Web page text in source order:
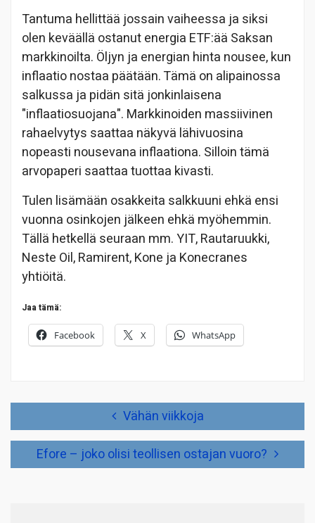
Tantuma hellittää jossain vaiheessa ja siksi
olen keväällä ostanut energia ETF:ää Saksan
markkinoilta. Öljyn ja energian hinta nousee, kun
inflaatio nostaa päätään. Tämä on alipainossa
salkussa ja pidän sitä jonkinlaisena
"inflaatiosuojana". Markkinoiden massiivinen
rahaelvytys saattaa näkyvä lähivuosina
nopeasti nousevana inflaationa. Silloin tämä
arvopaperi saattaa tuottaa kivasti.
Tulen lisämään osakkeita salkkuuni ehkä ensi
vuonna osinkojen jälkeen ehkä myöhemmin.
Tällä hetkellä seuraan mm. YIT, Rautaruukki,
Neste Oil, Ramirent, Kone ja Konecranes
yhtiöitä.
Jaa tämä:
Facebook X WhatsApp
Vähän viikkoja
Efore – joko olisi teollisen ostajan vuoro?